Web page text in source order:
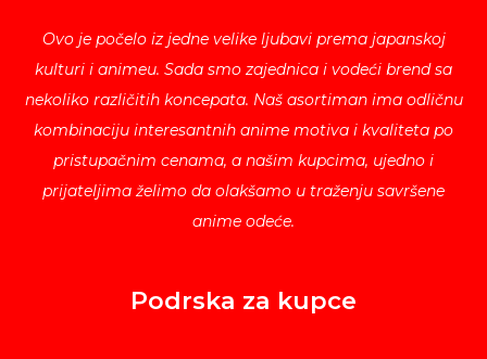
Ovo je počelo iz jedne velike ljubavi prema japanskoj
kulturi i animeu. Sada smo zajednica i vodeći brend sa
nekoliko različitih koncepata. Naš asortiman ima odličnu
kombinaciju interesantnih anime motiva i kvaliteta po
pristupačnim cenama, a našim kupcima, ujedno i
prijateljima želimo da olakšamo u traženju savršene
anime odeće.
Podrska za kupce